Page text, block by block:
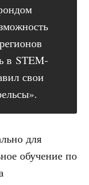
в STEM-
свои
для
обучение по